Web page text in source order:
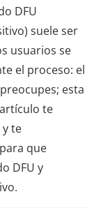
DFU
suele ser
usuarios se
el proceso: el
esta
te
y te
que
DFU y